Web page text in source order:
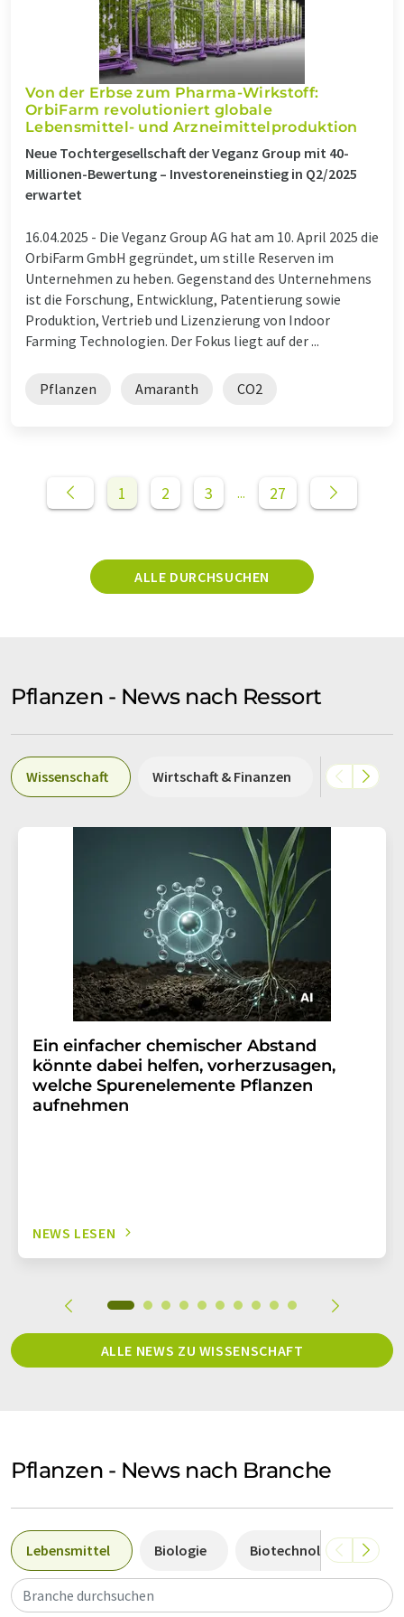
Von der Erbse zum Pharma-Wirkstoff:
OrbiFarm revolutioniert globale
Lebensmittel- und Arzneimittelproduktion
Neue Tochtergesellschaft der Veganz Group mit 40-
Millionen-Bewertung – Investoreneinstieg in Q2/2025
erwartet
16.04.2025 - Die Veganz Group AG hat am 10. April 2025 die
OrbiFarm GmbH gegründet, um stille Reserven im
Unternehmen zu heben. Gegenstand des Unternehmens
ist die Forschung, Entwicklung, Patentierung sowie
Produktion, Vertrieb und Lizenzierung von Indoor
Farming Technologien. Der Fokus liegt auf der ...
Pflanzen Amaranth CO2
1 2 3 ... 27
ALLE DURCHSUCHEN
Pflanzen - News nach Ressort
Wissenschaft Wirtschaft & Finanzen Politik &
Ein einfacher chemischer Abstand
könnte dabei helfen, vorherzusagen,
welche Spurenelemente Pflanzen
aufnehmen
NEWS LESEN
ALLE NEWS ZU WISSENSCHAFT
Pflanzen - News nach Branche
Lebensmittel Biologie Biotechnologie
Branche durchsuchen